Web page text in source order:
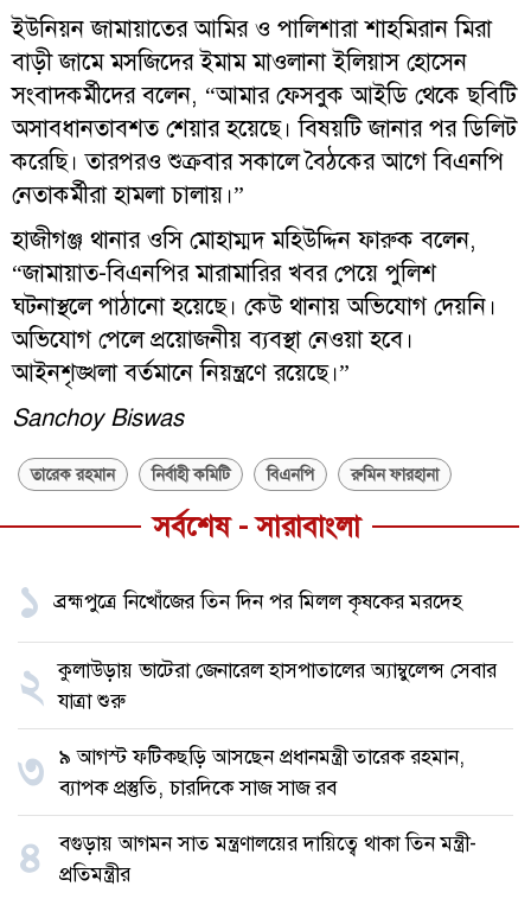
ইউনিয়ন জামায়াতের আমির ও পালিশারা শাহমিরান মিরা
বাড়ী জামে মসজিদের ইমাম মাওলানা ইলিয়াস হোসেন
সংবাদকর্মীদের বলেন, “আমার ফেসবুক আইডি থেকে ছবিটি
অসাবধানতাবশত শেয়ার হয়েছে। বিষয়টি জানার পর ডিলিট
করেছি। তারপরও শুক্রবার সকালে বৈঠকের আগে বিএনপি
নেতাকর্মীরা হামলা চালায়।”
হাজীগঞ্জ থানার ওসি মোহাম্মদ মহিউদ্দিন ফারুক বলেন,
“জামায়াত-বিএনপির মারামারির খবর পেয়ে পুলিশ
ঘটনাস্থলে পাঠানো হয়েছে। কেউ থানায় অভিযোগ দেয়নি।
অভিযোগ পেলে প্রয়োজনীয় ব্যবস্থা নেওয়া হবে।
আইনশৃঙ্খলা বর্তমানে নিয়ন্ত্রণে রয়েছে।”
Sanchoy Biswas
তারেক রহমান নির্বাহী কমিটি বিএনপি রুমিন ফারহানা
সর্বশেষ - সারাবাংলা
১ ব্রহ্মপুত্রে নিখোঁজের তিন দিন পর মিলল কৃষকের মরদেহ
২ কুলাউড়ায় ভাটেরা জেনারেল হাসপাতালের অ্যাম্বুলেন্স সেবার
যাত্রা শুরু
৩ ৯ আগস্ট ফটিকছড়ি আসছেন প্রধানমন্ত্রী তারেক রহমান,
ব্যাপক প্রস্তুতি, চারদিকে সাজ সাজ রব
৪
বগুড়ায় আগমন সাত মন্ত্রণালয়ের দায়িত্বে থাকা তিন মন্ত্রী-
প্রতিমন্ত্রীর